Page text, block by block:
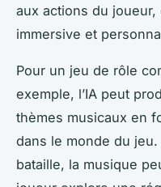
aux actions du
immersive et
Pour un jeu de rôle
exemple, l’IA peut
thèmes musicaux en
dans le monde du
bataille, la musique